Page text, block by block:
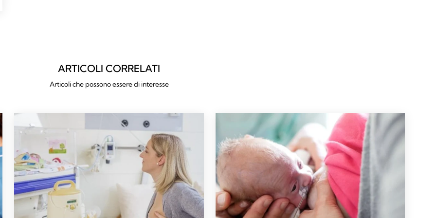
ARTICOLI CORRELATI
Articoli che possono essere di interesse